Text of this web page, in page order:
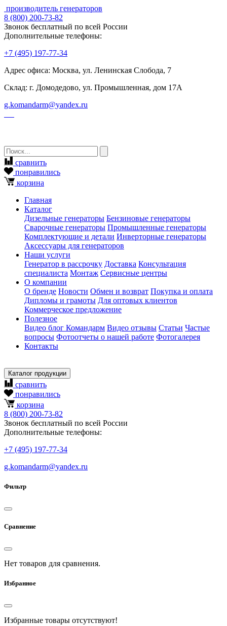
производитель генераторов
8 (800) 200-73-82
Звонок бесплатный по всей России
Дополнительные телефоны:
+7 (495) 197-77-34
Адрес офиса: Москва, ул. Ленинская Слобода, 7
Склад: г. Домодедово, ул. Промышленная, дом 17А
g.komandarm@yandex.ru
сравнить
понравились
корзина
Главная
Каталог
Дизельные генераторы Бензиновые генераторы
Сварочные генераторы Промышленные генераторы
Комплектующие и детали Инверторные генераторы
Аксессуары для генераторов
Наши услуги
Генератор в рассрочку Доставка Консультация
специалиста Монтаж Сервисные центры
О компании
О бренде Новости Обмен и возврат Покупка и оплата
Дипломы и грамоты Для оптовых клиентов
Коммерческое предложение
Полезное
Видео блог Командарм Видео отзывы Статьи Частые
вопросы Фотоотчеты о нашей работе Фотогалерея
Контакты
Каталог продукции
сравнить
понравились
корзина
8 (800) 200-73-82
Звонок бесплатный по всей России
Дополнительные телефоны:
+7 (495) 197-77-34
g.komandarm@yandex.ru
Фильтр
Сравнение
Нет товаров для сравнения.
Избранное
Избранные товары отсутствуют!